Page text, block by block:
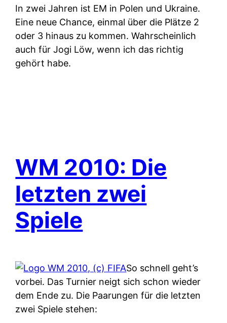
In zwei Jahren ist EM in Polen und Ukraine.
Eine neue Chance, einmal über die Plätze 2
oder 3 hinaus zu kommen. Wahrscheinlich
auch für Jogi Löw, wenn ich das richtig
gehört habe.
WM 2010: Die
letzten zwei
Spiele
So schnell geht’s
vorbei. Das Turnier neigt sich schon wieder
dem Ende zu. Die Paarungen für die letzten
zwei Spiele stehen: